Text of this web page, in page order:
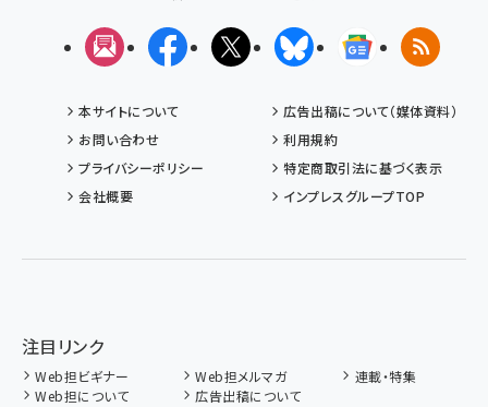
メルマガFacebookX(エックス)BlueskyGoogleニュ
RSS
本サイトについて
広告出稿について（媒体資料）
お問い合わせ
利用規約
プライバシーポリシー
特定商取引法に基づく表示
会社概要
インプレスグループTOP
注目リンク
Web担ビギナー Web担メルマガ
連載・特集
Web担について
広告出稿について